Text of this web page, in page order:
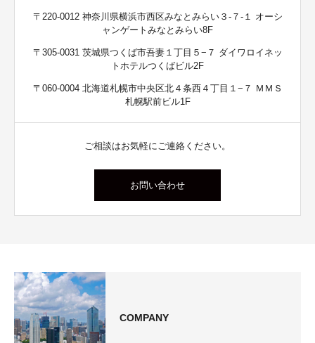
〒220-0012 神奈川県横浜市西区みなとみらい３-７-１ オーシ
ャンゲートみなとみらい8F
〒305-0031 茨城県つくば市吾妻１丁目５−７ ダイワロイネッ
トホテルつくばビル2F
〒060-0004 北海道札幌市中央区北４条西４丁目１−７ ＭＭＳ
札幌駅前ビル1F
ご相談はお気軽にご連絡ください。
お問い合わせ
COMPANY